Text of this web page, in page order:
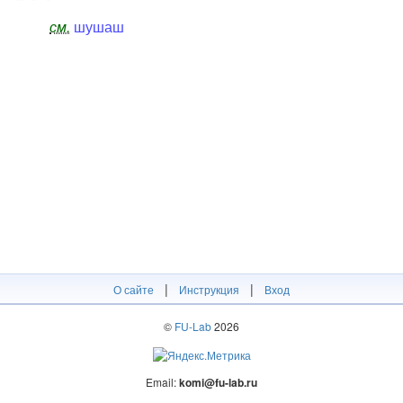
см. шушаш
О сайте | Инструкция | Вход
© FU-Lab2026
Email:komi@fu-lab.ru